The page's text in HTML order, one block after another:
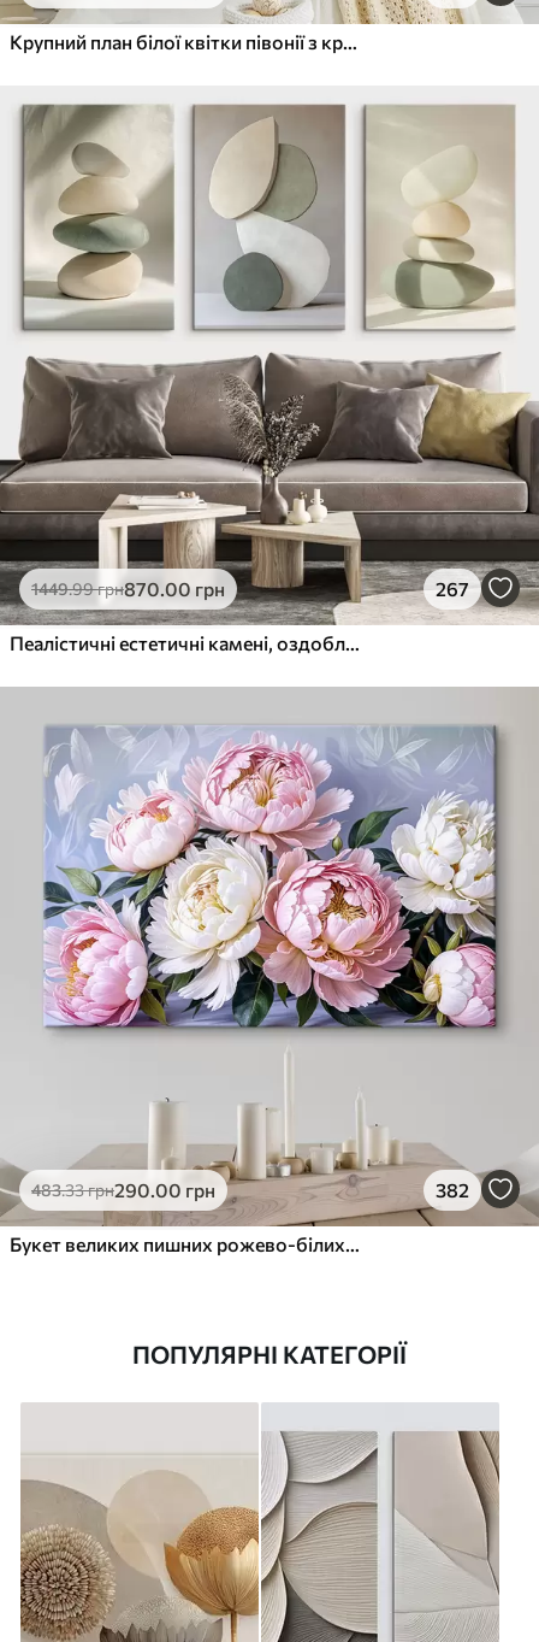
Крупний план білої квітки півонії з крапельками води на пелюстках на розмитому фоні
1449.99грн870.00 грн 267
Пеалістичні естетичні камені, оздоблення будинку, природне освітлення
483.33грн290.00 грн 382
Букет великих пишних рожево-білих квітів півонії із зеленим листям на м’якому розмитому фоні
ПОПУЛЯРНІ КАТЕГОРІЇ